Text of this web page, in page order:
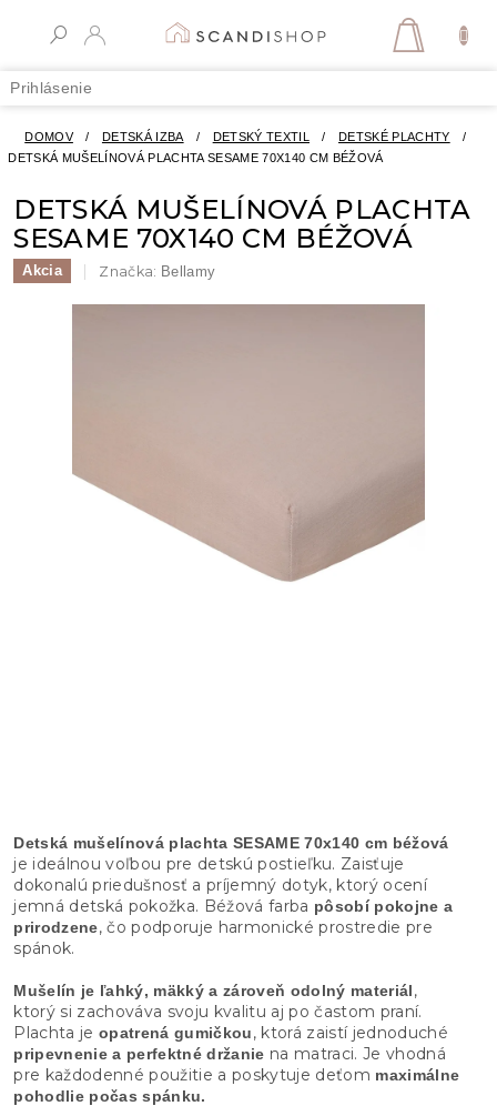
Prihlásenie
DOMOV / DETSKÁ IZBA / DETSKÝ TEXTIL / DETSKÉ PLACHTY
/
DETSKÁ MUŠELÍNOVÁ PLACHTA SESAME 70X140 CM BÉŽOVÁ
DETSKÁ MUŠELÍNOVÁ PLACHTA
SESAME 70X140 CM BÉŽOVÁ
Akcia Značka: Bellamy
Detská mušelínová plachta SESAME 70x140 cm béžová
je ideálnou voľbou pre detskú postieľku. Zaisťuje
dokonalú priedušnosť a príjemný dotyk, ktorý ocení
jemná detská pokožka. Béžová farba pôsobí pokojne a
prirodzene, čo podporuje harmonické prostredie pre
spánok.
Mušelín je ľahký, mäkký a zároveň odolný materiál,
ktorý si zachováva svoju kvalitu aj po častom praní.
Plachta je opatrená gumičkou, ktorá zaistí jednoduché
pripevnenie a perfektné držanie na matraci. Je vhodná
pre každodenné použitie a poskytuje deťom maximálne
pohodlie počas spánku.